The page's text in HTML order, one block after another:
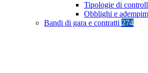
Tipologie di
Obblighi e
Bandi di gara e contratti 274